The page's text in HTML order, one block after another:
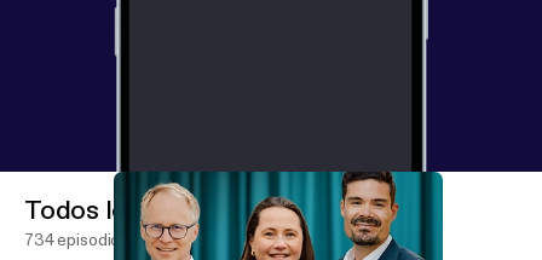
Todos los episodios
734 episodios